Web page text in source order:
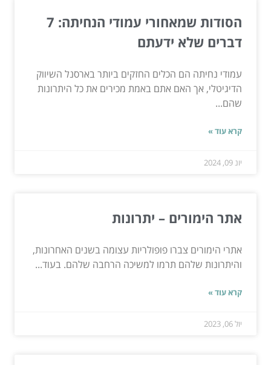
הסודות שמאחורי עמודי הנחיתה: 7
דברים שלא ידעתם
עמודי נחיתה הם הכלים החזקים ביותר בארסנל השיווק
הדיגיטלי, אך האם אתם באמת מכירים את כל היתרונות
שהם...
קרא עוד »
יונ 09, 2024
אתר הימורים – יתרונות
אתרי הימורים צברו פופולריות עצומה בשנים האחרונות,
והיתרונות שלהם תרמו למשיכה הרחבה שלהם. בעוד...
קרא עוד »
יול 06, 2023